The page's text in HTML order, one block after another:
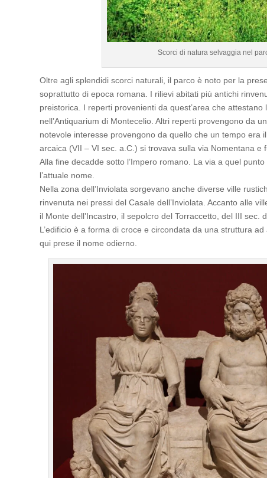
Scorci di natura selvaggia nel
Oltre agli splendidi scorci naturali, il parco è noto per la
soprattutto di epoca romana. I rilievi abitati più antichi
preistorica. I reperti provenienti da quest’area che
nell’Antiquarium di Montecelio. Altri reperti provengono da
notevole interesse provengono da quello che un tempo era
arcaica (VII – VI sec. a.C.) si trovava sulla via Nomentana e
Alla fine decadde sotto l’Impero romano. La via a quel
l’attuale nome.
Nella zona dell’Inviolata sorgevano anche diverse ville
rinvenuta nei pressi del Casale dell’Inviolata. Accanto alle
il Monte dell’Incastro, il sepolcro del Torraccetto, del III sec.
L’edificio è a forma di croce e circondata da una struttura
qui prese il nome odierno.